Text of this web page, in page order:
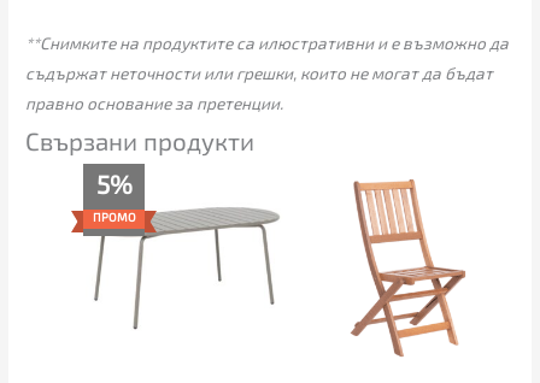
**Снимките на продуктите са илюстративни и е възможно да
съдържат неточности или грешки, които не могат да бъдат
правно основание за претенции.
Свързани продукти
5%
ПРОМО
was:
185.00€
(361.83
лв.).
е:
175.00€